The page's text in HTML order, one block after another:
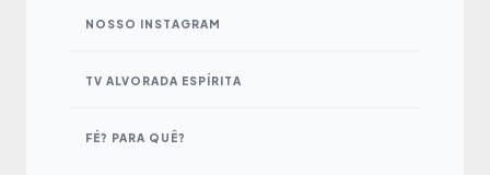
NOSSO INSTAGRAM
TV ALVORADA ESPÍRITA
FÉ? PARA QUÊ?